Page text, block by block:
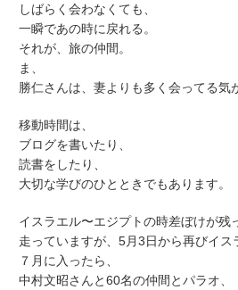
しばらく会わなくても、
一瞬であの時に戻れる。
それが、旅の仲間。
ま、
勝仁さんは、妻よりも多く会ってる気
移動時間は、
ブログを書いたり、
読書をしたり、
大切な学びのひとときでもあります。
イスラエル〜エジプトの時差ぼけが残
走っていますが、5月3日から再びイス
７月に入ったら、
中村文昭さんと60名の仲間とパラオ、